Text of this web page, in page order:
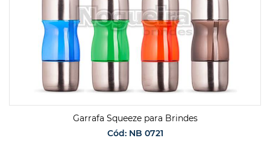
Garrafa Squeeze para Brindes
Cód: NB 0721